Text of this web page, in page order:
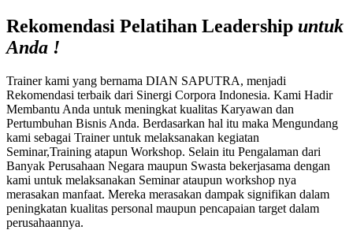
Rekomendasi Pelatihan Leadership untuk
Anda !
Trainer kami yang bernama DIAN SAPUTRA, menjadi
Rekomendasi terbaik dari Sinergi Corpora Indonesia. Kami Hadir
Membantu Anda untuk meningkat kualitas Karyawan dan
Pertumbuhan Bisnis Anda. Berdasarkan hal itu maka Mengundang
kami sebagai Trainer untuk melaksanakan kegiatan
Seminar,Training atapun Workshop. Selain itu Pengalaman dari
Banyak Perusahaan Negara maupun Swasta bekerjasama dengan
kami untuk melaksanakan Seminar ataupun workshop nya
merasakan manfaat. Mereka merasakan dampak signifikan dalam
peningkatan kualitas personal maupun pencapaian target dalam
perusahaannya.